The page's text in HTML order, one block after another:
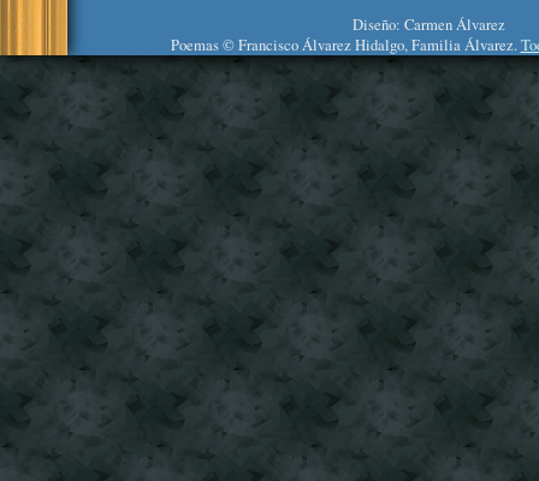
Diseño: Carmen Álvarez
Poemas © Francisco Álvarez Hidalgo, Familia Álvarez.